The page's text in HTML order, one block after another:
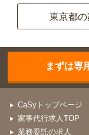
東京都
まずは専
CaSyトップページ
家事代行求人TOP
業務委託の求人